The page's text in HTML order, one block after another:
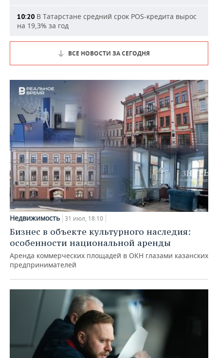
10:20 В Татарстане средний срок POS-кредита вырос
на 19,3% за год
ВСЕ НОВОСТИ ЗА СЕГОДНЯ
Недвижимость 31 июл, 18:10
Бизнес в объекте культурного наследия:
особенности национальной аренды
Аренда коммерческих площадей в ОКН глазами казанских
предпринимателей